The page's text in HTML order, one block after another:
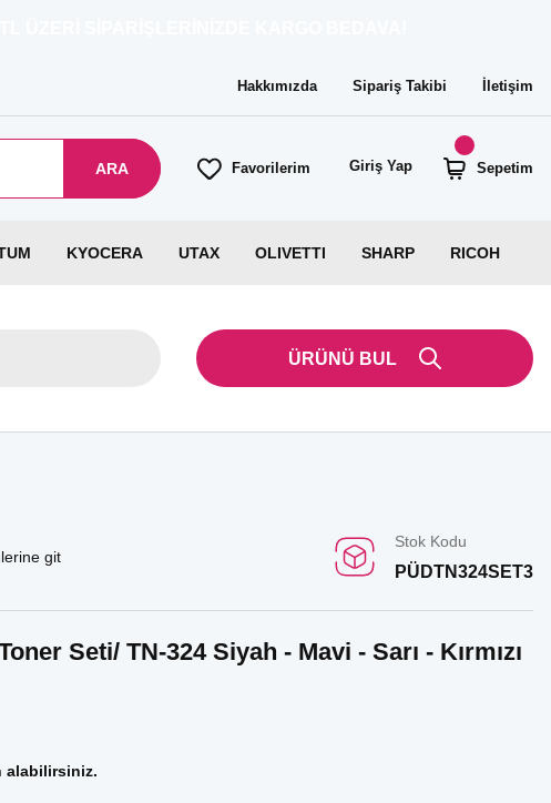
Hakkımızda Sipariş Takibi İletişim
ARA Favorilerim Giriş Yap Sepetim
KYOCERA UTAX OLIVETTI SHARP RICOH
ÜRÜNÜ BUL
git
Stok Kodu
PÜDTN324SET3
Seti/ TN-324 Siyah - Mavi - Sarı - Kırmızı
alabilirsiniz.